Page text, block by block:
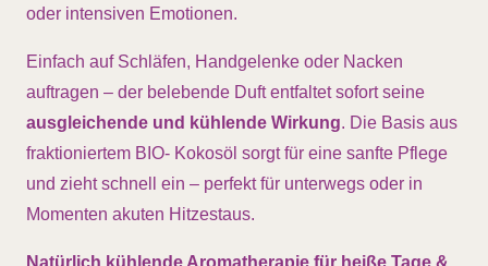
oder intensiven Emotionen.
Einfach auf Schläfen, Handgelenke oder Nacken
auftragen – der belebende Duft entfaltet sofort seine
ausgleichende und kühlende Wirkung. Die Basis aus
fraktioniertem BIO- Kokosöl sorgt für eine sanfte Pflege
und zieht schnell ein – perfekt für unterwegs oder in
Momenten akuten Hitzestaus.
Natürlich kühlende Aromatherapie für heiße Tage &